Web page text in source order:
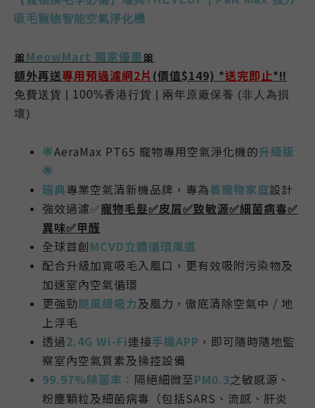
吸毛寵物智能空氣淨化機
🎀MeowMart 獨家優惠🎀
額外再送專用預過濾網2片 (價值$149) *送完即止*‼️
免費送貨 | 100%香港行貨 兩年 原廠保養 (非人為損
壞)
🌟AeraMax PT65 寵物專用空氣淨化機的升級版
🌟
瑞典專業空氣清新機品牌，專為養寵物家庭設計
強效過濾✅寵物毛髮✅皮屑✅致敏源✅細菌病毒✅
異味✅甲醛
全球首創MCVD立體循環風道
配合升級加寬吸毛入風口，更有效吸附污染物及
加速室內空氣循環
更強勁颶風級吸力及風力，徹底清除空氣中 / 地
上浮毛
透過2.4G Wi-Fi連接手機APP ，即可隨時隨地監
察室內空氣質素及操控設備
99.97%除菌率： 隔絕細微至PM0.3之敏感源、
粉塵顆粒及細菌病毒（包括SARS、流感、肝炎